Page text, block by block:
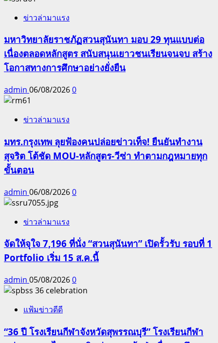
ข่าวล่ามาแรง
มหาวิทยาลัยราชภัฏสวนสุนันทา มอบ 29 ทุนแบบต่อ
เนื่องตลอดหลักสูตร สนับสนุนเยาวชนเรียนจนจบ สร้าง
โอกาสทางการศึกษาอย่างยั่งยืน
admin 06/08/20260
ข่าวล่ามาแรง
มทร.กรุงเทพ ลุยฟ้องคนปล่อยข่าวเท็จ! ยืนยันทำงาน
สุจริต โต้ชัด MOU-หลักสูตร-วีซ่า ทำตามกฎหมายทุก
ขั้นตอน
admin 06/08/20260
ข่าวล่ามาแรง
จัดให้จุใจ 7,196 ที่นั่ง “สวนสุนันทา” เปิดรั้วรับ รอบที่ 1
Portfolio เริ่ม 15 ส.ค.นี้
admin 05/08/20260
แฟ้มข่าวดีดี
“36 ปี โรงเรียนกีฬาจังหวัดสุพรรณบุรี” โรงเรียนกีฬา